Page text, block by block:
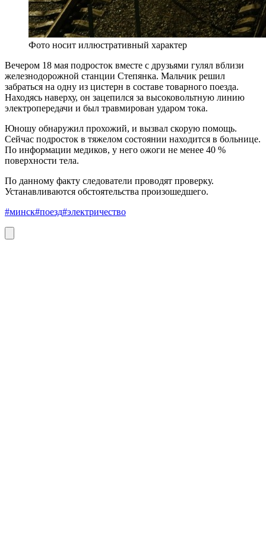
Фото носит иллюстративный характер
Вечером 18 мая подросток вместе с друзьями гулял вблизи
железнодорожной станции Степянка. Мальчик решил
забраться на одну из цистерн в составе товарного поезда.
Находясь наверху, он зацепился за высоковольтную линию
электропередачи и был травмирован ударом тока.
Юношу обнаружил прохожий, и вызвал скорую помощь.
Сейчас подросток в тяжелом состоянии находится в больнице.
По информации медиков, у него ожоги не менее 40 %
поверхности тела.
По данному факту следователи проводят проверку.
Устанавливаются обстоятельства произошедшего.
#минск#поезд#электричество